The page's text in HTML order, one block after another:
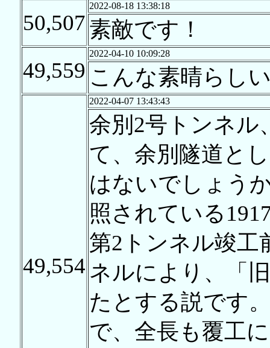
50,507
2022-08-18 13:38:18
素敵です！
49,559
2022-04-10 10:09:28
こんな素晴らし
49,554
2022-04-07 13:43:43
余別2号トンネル
て、余別隧道と
はないでしょう
照されている
第2トンネル竣工
ネルにより、「
たとする説です
で、全長も覆工